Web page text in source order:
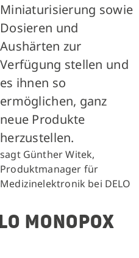
Miniaturisierung sowie
Dosieren und
Aushärten zur
Verfügung stellen und
es ihnen so
ermöglichen, ganz
neue Produkte
herzustellen.
sagt Günther Witek,
Produktmanager für
Medizinelektronik bei DELO
MONOPOX